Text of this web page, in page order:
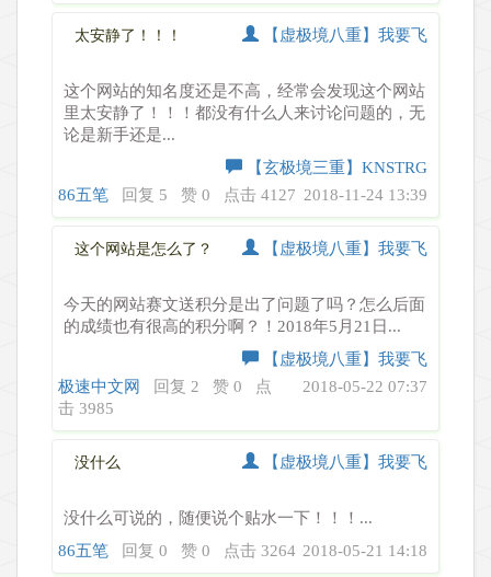
太安静了！！！ 【虚极境八重】我要飞
这个网站的知名度还是不高，经常会发现这个网站
里太安静了！！！都没有什么人来讨论问题的，无
论是新手还是...
【玄极境三重】KNSTRG
2018-11-24 13:39
86五笔 回复 5 赞 0 点击 4127
这个网站是怎么了？ 【虚极境八重】我要飞
今天的网站赛文送积分是出了问题了吗？怎么后面
的成绩也有很高的积分啊？！2018年5月21日...
【虚极境八重】我要飞
2018-05-22 07:37
极速中文网 回复 2 赞 0
点
击 3985
没什么 【虚极境八重】我要飞
没什么可说的，随便说个贴水一下！！！...
2018-05-21 14:18
86五笔 回复 0 赞 0 点击 3264